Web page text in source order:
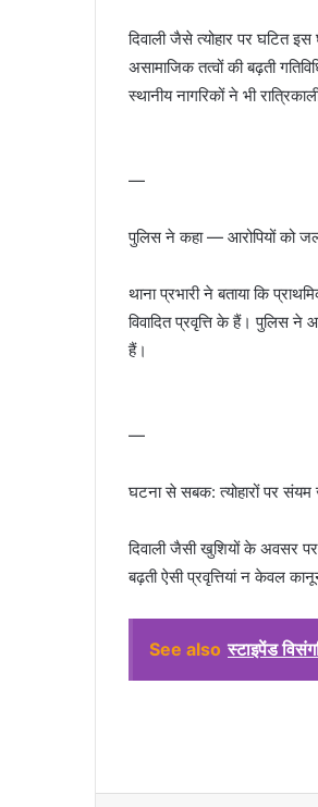
दिवाली जैसे त्योहार पर घटित
असामाजिक तत्वों की बढ़ती
स्थानीय नागरिकों ने भी
—
पुलिस ने कहा — आरोपियों को
थाना प्रभारी ने बताया कि
विवादित प्रवृत्ति के हैं। पुलिस
हैं।
—
घटना से सबक: त्योहारों पर
दिवाली जैसी खुशियों के अवसर
बढ़ती ऐसी प्रवृत्तियां न केवल
See also स्टाइपेंड